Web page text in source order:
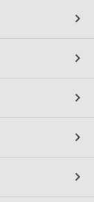
」（店舗限定）